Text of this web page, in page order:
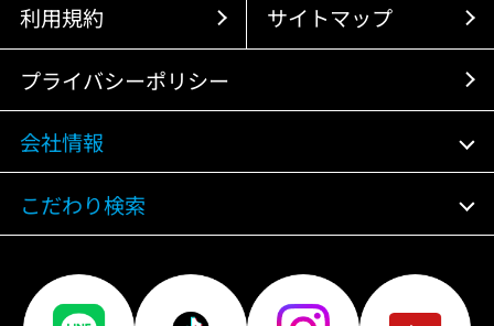
利用規約 サイトマップ
プライバシーポリシー
会社情報
こだわり検索